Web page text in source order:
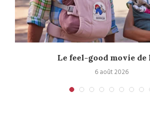
Le feel-good movie de
6 août 2026